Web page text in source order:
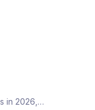
in 2026,…